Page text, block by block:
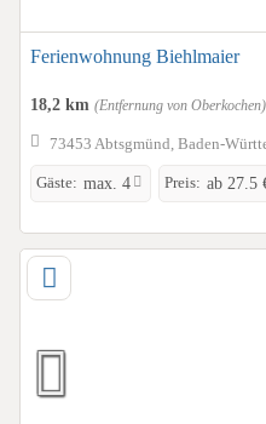
Ferienwohnung Biehlmaier
18,2 km (Entfernung von Oberkochen)
73453 Abtsgmünd, Baden-
Gäste: max. 4 Preis: ab 27.5